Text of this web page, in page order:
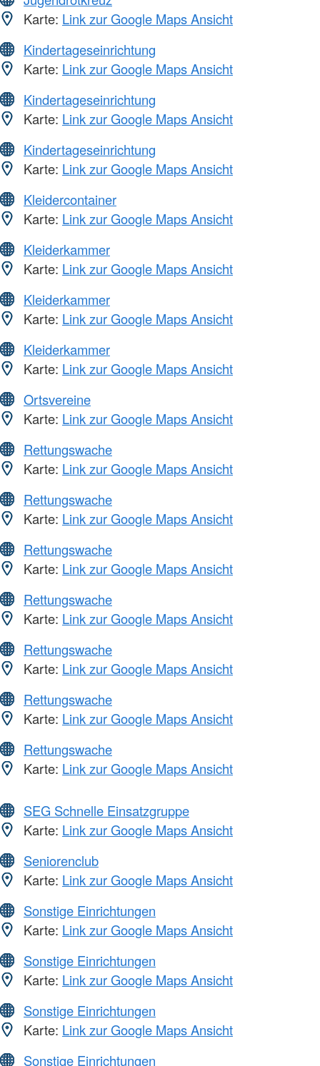
Karte: Link zur Google Maps Ansicht
Kindertageseinrichtung
Karte: Link zur Google Maps Ansicht
Kindertageseinrichtung
Karte: Link zur Google Maps Ansicht
Kindertageseinrichtung
Karte: Link zur Google Maps Ansicht
Kleidercontainer
Karte: Link zur Google Maps Ansicht
Kleiderkammer
Karte: Link zur Google Maps Ansicht
Kleiderkammer
Karte: Link zur Google Maps Ansicht
Kleiderkammer
Karte: Link zur Google Maps Ansicht
Ortsvereine
Karte: Link zur Google Maps Ansicht
Rettungswache
Karte: Link zur Google Maps Ansicht
Rettungswache
Karte: Link zur Google Maps Ansicht
Rettungswache
Karte: Link zur Google Maps Ansicht
Rettungswache
Karte: Link zur Google Maps Ansicht
Rettungswache
Karte: Link zur Google Maps Ansicht
Rettungswache
Karte: Link zur Google Maps Ansicht
Rettungswache
Karte: Link zur Google Maps Ansicht
SEG Schnelle Einsatzgruppe
Karte: Link zur Google Maps Ansicht
Seniorenclub
Karte: Link zur Google Maps Ansicht
Sonstige Einrichtungen
Karte: Link zur Google Maps Ansicht
Sonstige Einrichtungen
Karte: Link zur Google Maps Ansicht
Sonstige Einrichtungen
Karte: Link zur Google Maps Ansicht
Sonstige Einrichtungen